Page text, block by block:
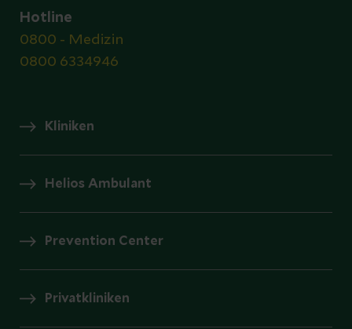
Hotline
0800 - Medizin
0800 6334946
Kliniken
Helios Ambulant
Prevention Center
Privatkliniken